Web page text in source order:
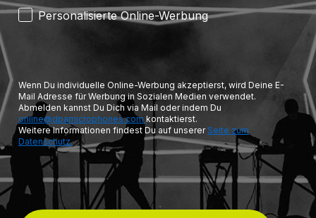
Personalisierte Online-Werbung
Wenn Du individuelle Online-Werbung akzeptierst, wird Deine E-
Mail Adresse für Werbung in Sozialen Medien verwendet.
Abmelden kannst Du Dich via Mail oder indem Du
online@dpamicrophones.com kontaktierst.
Weitere Informationen findest Du auf unserer Seite zum
Datenschutz.